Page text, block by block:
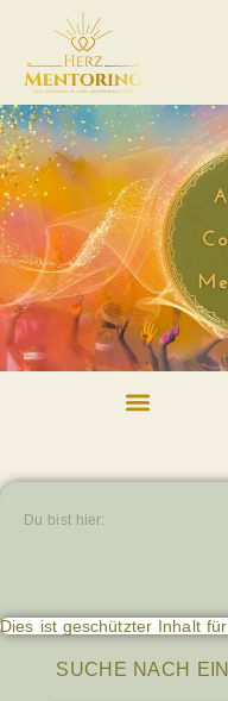
Du bist hier:
Dies ist geschützter Inhalt
SUCHE NACH